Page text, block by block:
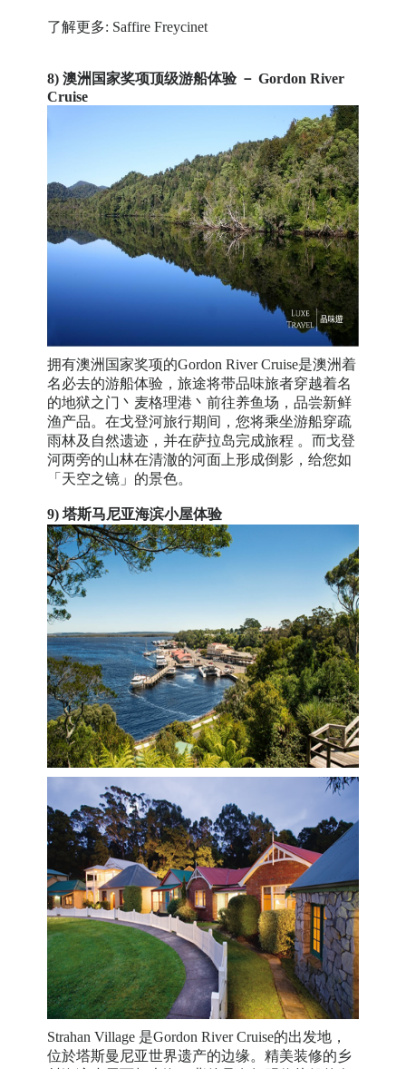
了解更多: Saffire Freycinet
8) 澳洲国家奖项顶级游船体验 － Gordon River
Cruise
拥有澳洲国家奖项的Gordon River Cruise是澳洲着
名必去的游船体验，旅途将带品味旅者穿越着名
的地狱之门丶麦格理港丶前往养鱼场，品尝新鲜
渔产品。在戈登河旅行期间，您将乘坐游船穿疏
雨林及自然遗迹，并在萨拉岛完成旅程 。而戈登
河两旁的山林在清澈的河面上形成倒影，给您如
「天空之镜」的景色。
9) 塔斯马尼亚海滨小屋体验
Strahan Village 是Gordon River Cruise的出发地，
位於塔斯曼尼亚世界遗产的边缘。精美装修的乡